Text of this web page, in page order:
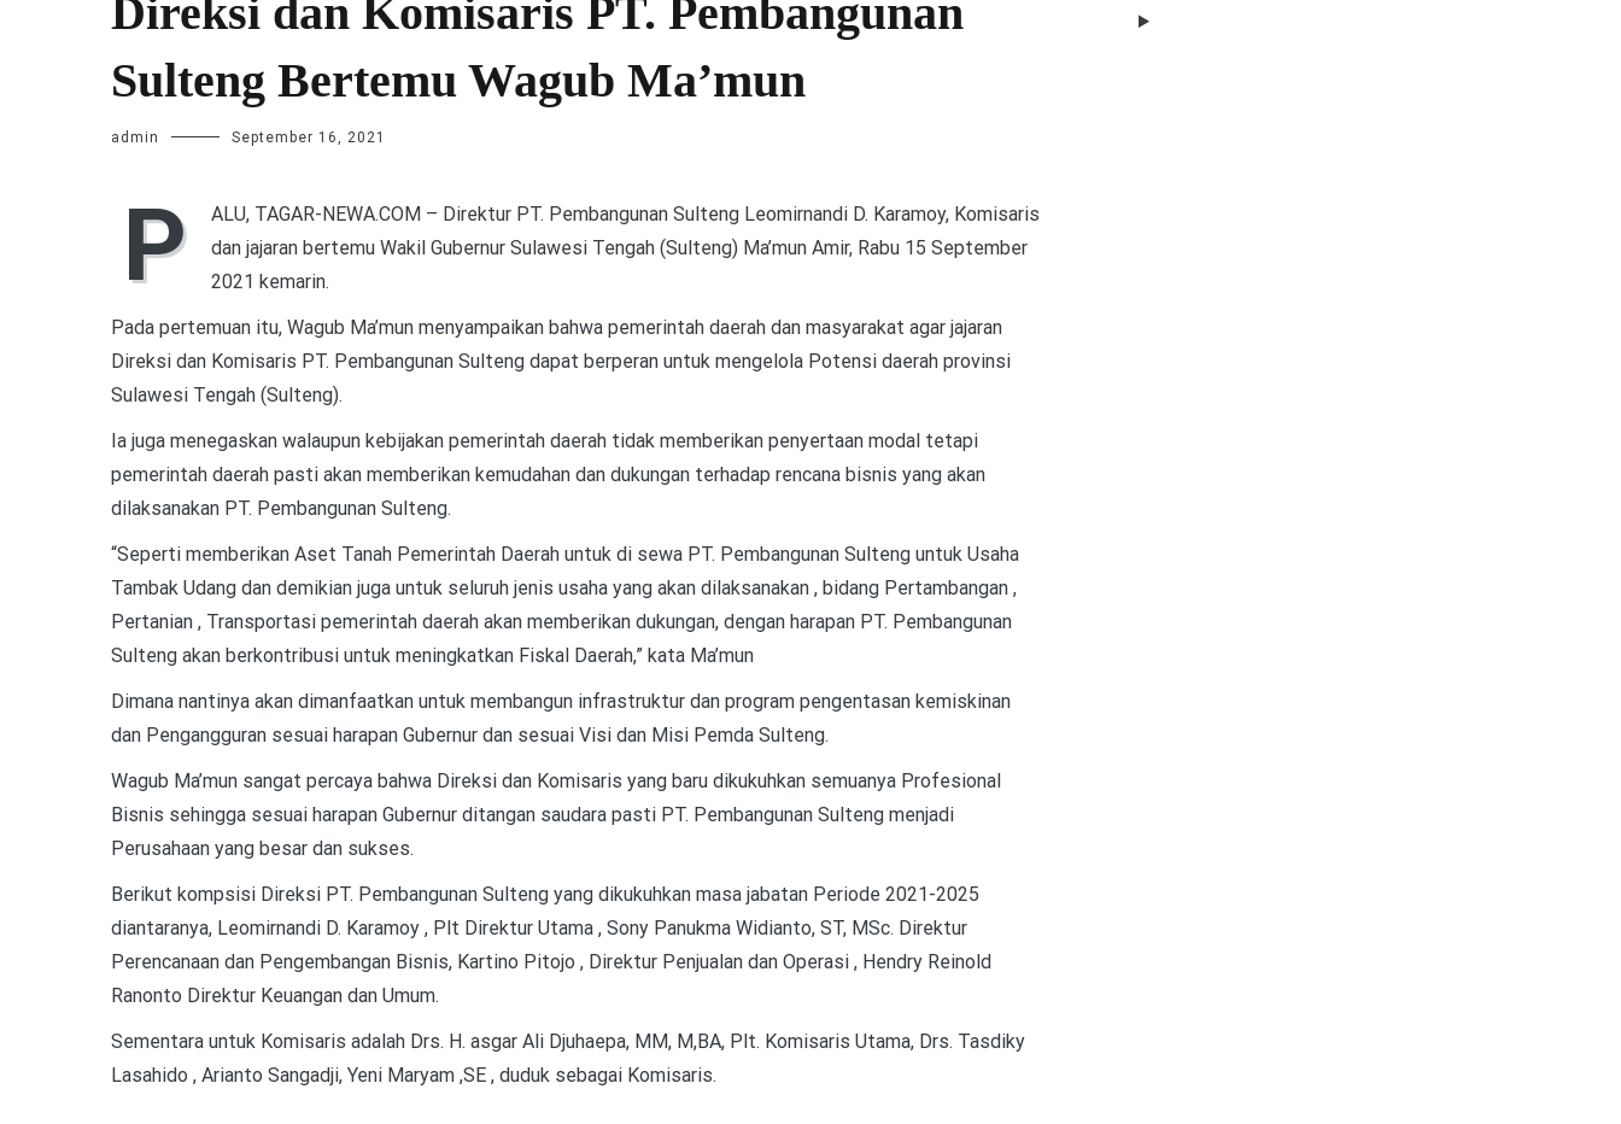
Direksi dan Komisaris PT. Pembangunan
Sulteng Bertemu Wagub Ma’mun
admin September 16, 2021
P
ALU, TAGAR-NEWA.COM – Direktur PT. Pembangunan Sulteng Leomirnandi D. Karamoy, Komisaris
dan jajaran bertemu Wakil Gubernur Sulawesi Tengah (Sulteng) Ma’mun Amir, Rabu 15 September
2021 kemarin.
Pada pertemuan itu, Wagub Ma’mun menyampaikan bahwa pemerintah daerah dan masyarakat agar jajaran
Direksi dan Komisaris PT. Pembangunan Sulteng dapat berperan untuk mengelola Potensi daerah provinsi
Sulawesi Tengah (Sulteng).
Ia juga menegaskan walaupun kebijakan pemerintah daerah tidak memberikan penyertaan modal tetapi
pemerintah daerah pasti akan memberikan kemudahan dan dukungan terhadap rencana bisnis yang akan
dilaksanakan PT. Pembangunan Sulteng.
“Seperti memberikan Aset Tanah Pemerintah Daerah untuk di sewa PT. Pembangunan Sulteng untuk Usaha
Tambak Udang dan demikian juga untuk seluruh jenis usaha yang akan dilaksanakan , bidang Pertambangan ,
Pertanian , Transportasi pemerintah daerah akan memberikan dukungan, dengan harapan PT. Pembangunan
Sulteng akan berkontribusi untuk meningkatkan Fiskal Daerah,” kata Ma’mun
Dimana nantinya akan dimanfaatkan untuk membangun infrastruktur dan program pengentasan kemiskinan
dan Pengangguran sesuai harapan Gubernur dan sesuai Visi dan Misi Pemda Sulteng.
Wagub Ma’mun sangat percaya bahwa Direksi dan Komisaris yang baru dikukuhkan semuanya Profesional
Bisnis sehingga sesuai harapan Gubernur ditangan saudara pasti PT. Pembangunan Sulteng menjadi
Perusahaan yang besar dan sukses.
Berikut kompsisi Direksi PT. Pembangunan Sulteng yang dikukuhkan masa jabatan Periode 2021-2025
diantaranya, Leomirnandi D. Karamoy , Plt Direktur Utama , Sony Panukma Widianto, ST, MSc. Direktur
Perencanaan dan Pengembangan Bisnis, Kartino Pitojo , Direktur Penjualan dan Operasi , Hendry Reinold
Ranonto Direktur Keuangan dan Umum.
Sementara untuk Komisaris adalah Drs. H. asgar Ali Djuhaepa, MM, M,BA, Plt. Komisaris Utama, Drs. Tasdiky
Lasahido , Arianto Sangadji, Yeni Maryam ,SE , duduk sebagai Komisaris.